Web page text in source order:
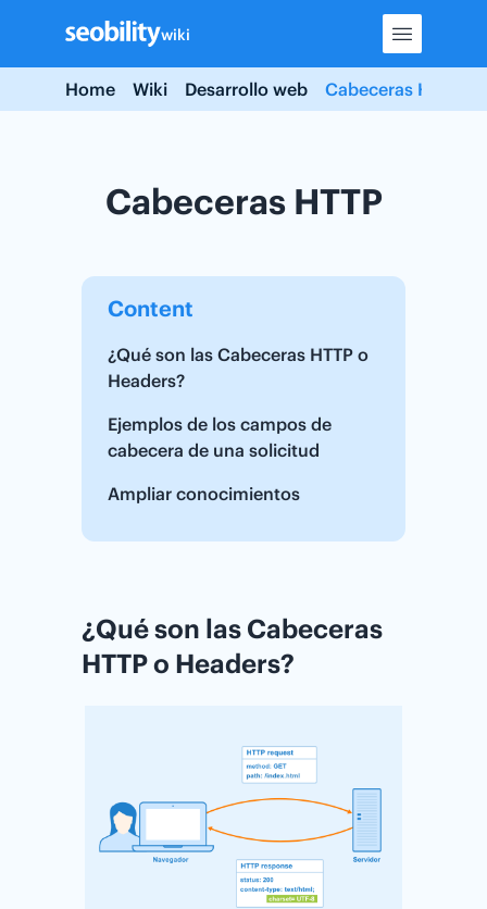
content
wiki
Home Wiki Desarrollo web Cabeceras HTTP
Cabeceras HTTP
Content
¿Qué son las Cabeceras HTTP o
Headers?
Ejemplos de los campos de
cabecera de una solicitud
Ampliar conocimientos
¿Qué son las Cabeceras
HTTP o Headers?